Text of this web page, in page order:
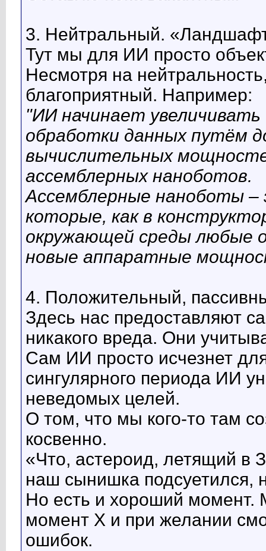
3. Нейтральный.
Тут мы для ИИ просто
Несмотря на
благоприятный. Например:
"ИИ начинает
обработки данных путём
вычислительных
ассемблерных наноботов.
Ассемблерные наноботы
которые, как в
окружающей среды любые
новые аппаратные
4. Положительный,
Здесь нас предоставляют
никакого вреда. Они
Сам ИИ просто исчезнет
сингулярного периода ИИ
неведомых целей.
О том, что мы кого-то там
косвенно.
«Что, астероид, летящий в
наш сынишка подсуетился,
Но есть и хороший момент.
момент Х и при желании
ошибок.